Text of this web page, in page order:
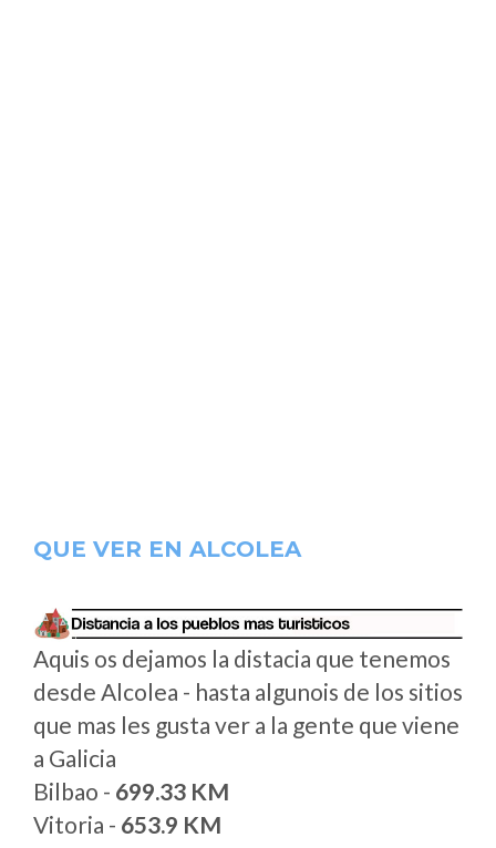
QUE VER EN ALCOLEA
Aquis os dejamos la distacia que tenemos
desde Alcolea - hasta algunois de los sitios
que mas les gusta ver a la gente que viene
a Galicia
Bilbao - 699.33 KM
Vitoria - 653.9 KM